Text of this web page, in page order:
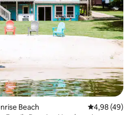
Beach 4,98 de uma
4,98 (49)